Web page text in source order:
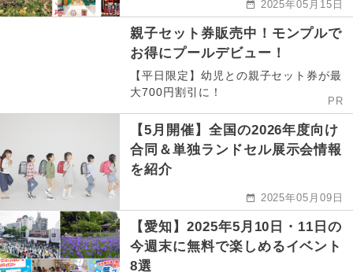
2025年05月15日
親子セット券販売中！モンプルで
お得にプールデビュー！
【平日限定】幼児との親子セット券が最
大700円割引に！
PR
【5月開催】全国の2026年度向け
合同＆単独ランドセル展示会情報
を紹介
2025年05月09日
【愛知】2025年5月10日・11日の
今週末に無料で楽しめるイベント
8選